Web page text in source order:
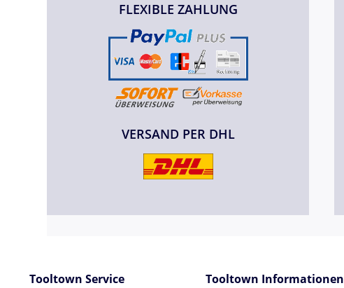
FLEXIBLE ZAHLUNG
VERSAND PER DHL
Tooltown Service Tooltown Informationen